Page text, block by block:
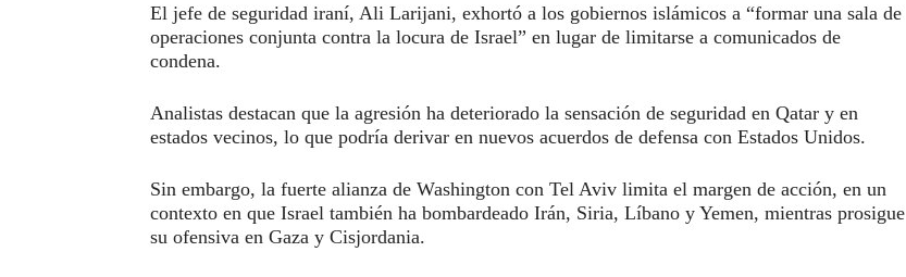
El jefe de seguridad iraní, Ali Larijani, exhortó a los gobiernos islámicos a “formar una sala de
operaciones conjunta contra la locura de Israel” en lugar de limitarse a comunicados de
condena.
Analistas destacan que la agresión ha deteriorado la sensación de seguridad en Qatar y en
estados vecinos, lo que podría derivar en nuevos acuerdos de defensa con Estados Unidos.
Sin embargo, la fuerte alianza de Washington con Tel Aviv limita el margen de acción, en un
contexto en que Israel también ha bombardeado Irán, Siria, Líbano y Yemen, mientras prosigue
su ofensiva en Gaza y Cisjordania.